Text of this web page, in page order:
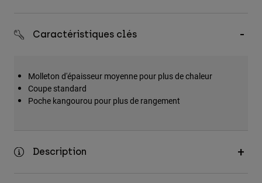
Tous les accessoires
Chapeaux et Casquettes
Voir tout
Caractéristiques clés
Molleton d'épaisseur moyenne pour plus de chaleur
Coupe standard
Poche kangourou pour plus de rangement
Description